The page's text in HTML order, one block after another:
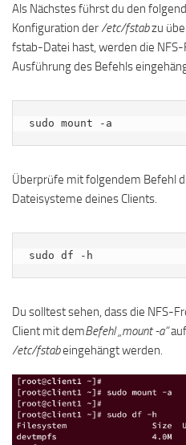
Als Nächstes führst du den
Konfiguration der /etc/fstabzu
fstab-Datei hast, werden die
Ausführung des Befehls
sudo mount -a
Überprüfe mit folgendem Befehl
Dateisysteme deines Clients.
sudo df -h
Du solltest sehen, dass die NFS-
Client mit demBefehl „mount -a“
/etc/fstabeingehängt werden.